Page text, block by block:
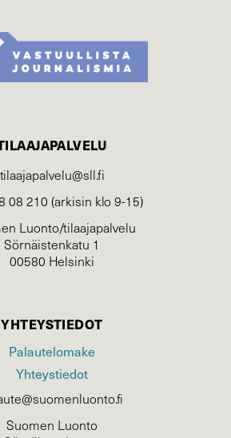
tilaajapalvelu@sll.fi
08 210 (arkisin klo 9-15)
Luonto/tilaajapalvelu
Sörnäistenkatu 1
00580 Helsinki
YHTEYSTIEDOT
Palautelomake
Yhteystiedot
Suomen Luonto